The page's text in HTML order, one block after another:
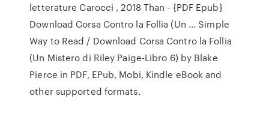
letterature Carocci , 2018 Than - {PDF Epub}
Download Corsa Contro la Follia (Un ... Simple
Way to Read / Download Corsa Contro la Follia
(Un Mistero di Riley Paige-Libro 6) by Blake
Pierce in PDF, EPub, Mobi, Kindle eBook and
other supported formats.